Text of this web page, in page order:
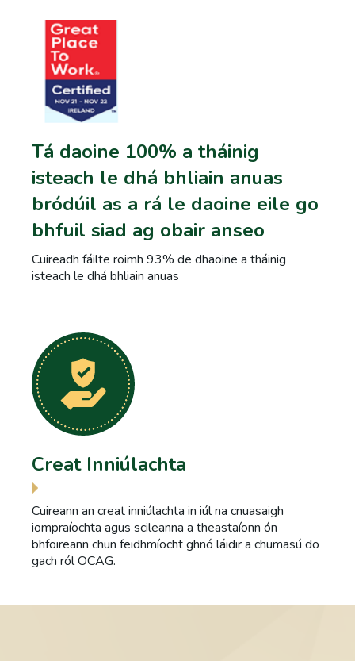
Tá daoine 100% a tháinig
isteach le dhá bhliain anuas
bródúil as a rá le daoine eile go
bhfuil siad ag obair anseo
Cuireadh fáilte roimh 93% de dhaoine a tháinig
isteach le dhá bhliain anuas
Creat Inniúlachta
Cuireann an creat inniúlachta in iúl na cnuasaigh
iompraíochta agus scileanna a theastaíonn ón
bhfoireann chun feidhmíocht ghnó láidir a chumasú do
gach ról OCAG.
Mark Scully, Bainisteoir Iniúchta, Rannán Tuairiscithe
Mark Scully, Bainisteoir Iniúchta, Rannán
Tuairiscithe
Olayinka Akinkuolie, Iniúchóir, Earnáil Leath-Stáit